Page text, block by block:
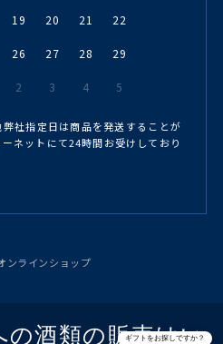
19 20 21 22
26 27 28 29
2 3 4 5
社指定日は商品を発送することが
ネットにて24時間お受けしており
ンラインショップ
の酒類の販売はい
ギフトをお探しですか？